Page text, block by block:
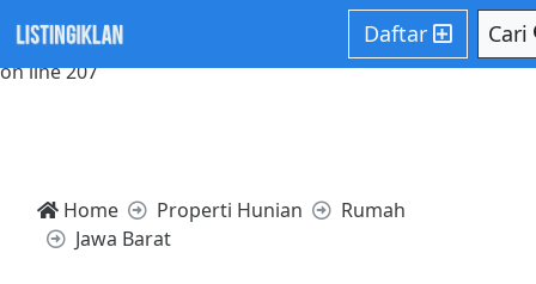
Notice: Trying to access array offset on value of type null in
/home/websiteden/public_html/listingiklan.com/core/
on line 207
Daftar Cari
Home Properti Hunian
Rumah
Jawa Barat